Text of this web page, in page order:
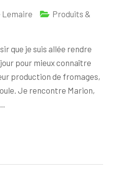
Lemaire
Produits &
que je suis allée rendre
pour mieux connaître
production de fromages,
Je rencontre Marion,